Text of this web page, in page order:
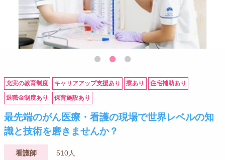
充実の教育制度 キャリアアップ支援あり 寮あり 住宅補助あり
退職金制度あり 保育施設あり
最先端のがん医療・看護の現場で世界レベルの知
識と技術を磨きませんか？
看護師 510人